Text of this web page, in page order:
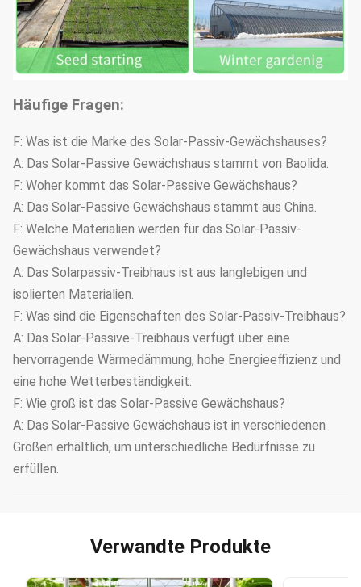
Häufige Fragen:
F: Was ist die Marke des Solar-Passiv-Gewächshauses?
A: Das Solar-Passive Gewächshaus stammt von Baolida.
F: Woher kommt das Solar-Passive Gewächshaus?
A: Das Solar-Passive Gewächshaus stammt aus China.
F: Welche Materialien werden für das Solar-Passiv-
Gewächshaus verwendet?
A: Das Solarpassiv-Treibhaus ist aus langlebigen und
isolierten Materialien.
F: Was sind die Eigenschaften des Solar-Passiv-Treibhaus?
A: Das Solar-Passive-Treibhaus verfügt über eine
hervorragende Wärmedämmung, hohe Energieeffizienz und
eine hohe Wetterbeständigkeit.
F: Wie groß ist das Solar-Passive Gewächshaus?
A: Das Solar-Passive Gewächshaus ist in verschiedenen
Größen erhältlich, um unterschiedliche Bedürfnisse zu
erfüllen.
Verwandte Produkte